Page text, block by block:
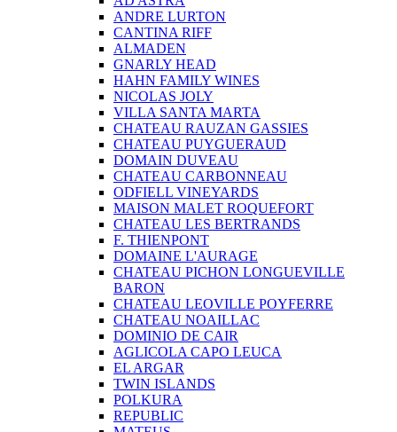
ANDRE LURTON
CANTINA RIFF
ALMADEN
GNARLY HEAD
HAHN FAMILY WINES
NICOLAS JOLY
VILLA SANTA MARTA
CHATEAU RAUZAN GASSIES
CHATEAU PUYGUERAUD
DOMAIN DUVEAU
CHATEAU CARBONNEAU
ODFIELL VINEYARDS
MAISON MALET ROQUEFORT
CHATEAU LES BERTRANDS
F. THIENPONT
DOMAINE L'AURAGE
CHATEAU PICHON LONGUEVILLE
BARON
CHATEAU LEOVILLE POYFERRE
CHATEAU NOAILLAC
DOMINIO DE CAIR
AGLICOLA CAPO LEUCA
EL ARGAR
TWIN ISLANDS
POLKURA
REPUBLIC